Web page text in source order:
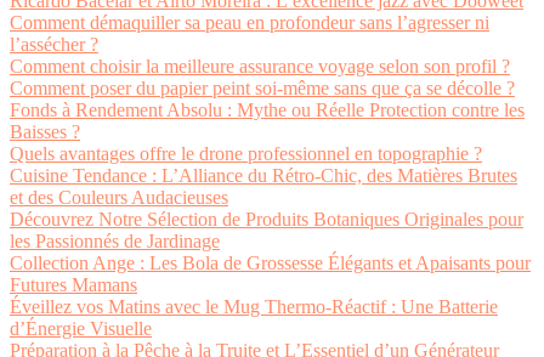
Comment démaquiller sa peau en profondeur sans l’agresser ni
l’assécher ?
Comment choisir la meilleure assurance voyage selon son profil ?
Comment poser du papier peint soi-même sans que ça se décolle ?
Fonds à Rendement Absolu : Mythe ou Réelle Protection contre les
Baisses ?
Quels avantages offre le drone professionnel en topographie ?
Cuisine Tendance : L’Alliance du Rétro-Chic, des Matières Brutes
et des Couleurs Audacieuses
Découvrez Notre Sélection de Produits Botaniques Originales pour
les Passionnés de Jardinage
Collection Ange : Les Bola de Grossesse Élégants et Apaisants pour
Futures Mamans
Éveillez vos Matins avec le Mug Thermo-Réactif : Une Batterie
d’Énergie Visuelle
Préparation à la Pêche à la Truite et L’Essentiel d’un Générateur